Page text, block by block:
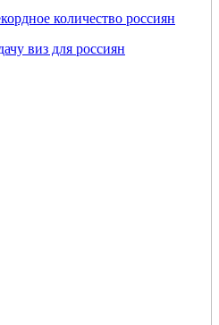
количество россиян
виз для россиян